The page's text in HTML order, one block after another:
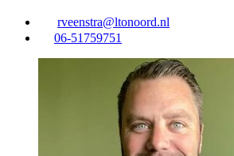
rveenstra@ltonoord.nl
06-51759751